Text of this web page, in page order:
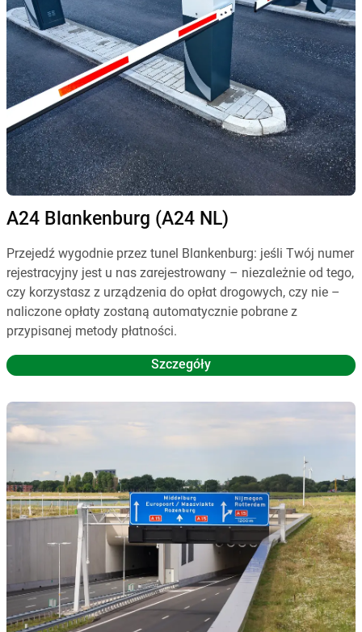
A24 Blankenburg (A24 NL)
Przejedź wygodnie przez tunel Blankenburg: jeśli Twój numer
rejestracyjny jest u nas zarejestrowany – niezależnie od tego,
czy korzystasz z urządzenia do opłat drogowych, czy nie –
naliczone opłaty zostaną automatycznie pobrane z
przypisanej metody płatności.
Szczegóły